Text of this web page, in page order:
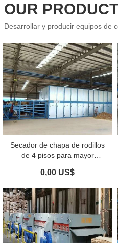
OUR
Desarrollar y producir equipos de
Secador de chapa de rodillos
de 4 pisos para mayor
0,00 US$